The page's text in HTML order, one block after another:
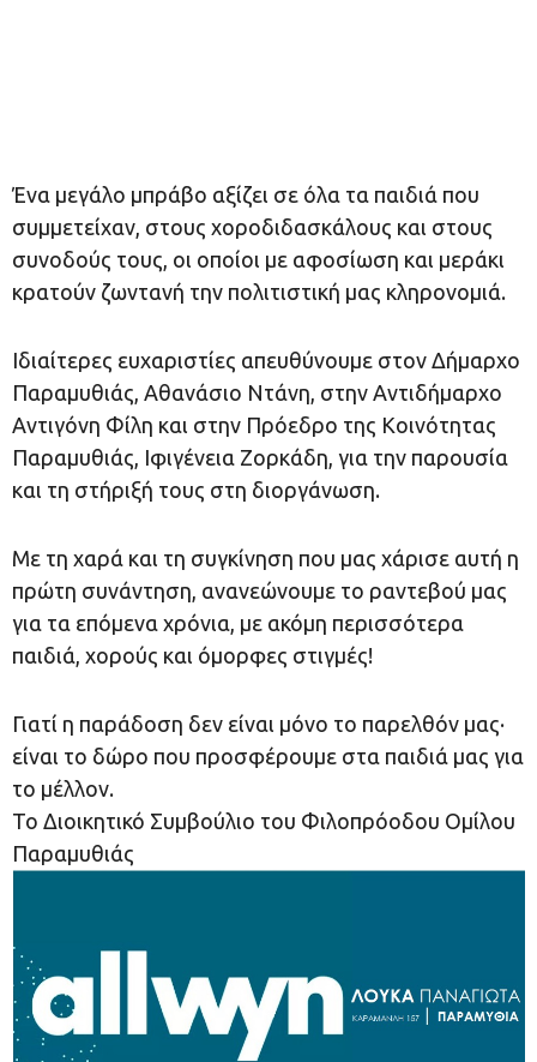
Ένα μεγάλο μπράβο αξίζει σε όλα τα παιδιά που
συμμετείχαν, στους χοροδιδασκάλους και στους
συνοδούς τους, οι οποίοι με αφοσίωση και μεράκι
κρατούν ζωντανή την πολιτιστική μας κληρονομιά.
Ιδιαίτερες ευχαριστίες απευθύνουμε στον Δήμαρχο
Παραμυθιάς, Αθανάσιο Ντάνη, στην Αντιδήμαρχο
Αντιγόνη Φίλη και στην Πρόεδρο της Κοινότητας
Παραμυθιάς, Ιφιγένεια Ζορκάδη, για την παρουσία
και τη στήριξή τους στη διοργάνωση.
Με τη χαρά και τη συγκίνηση που μας χάρισε αυτή η
πρώτη συνάντηση, ανανεώνουμε το ραντεβού μας
για τα επόμενα χρόνια, με ακόμη περισσότερα
παιδιά, χορούς και όμορφες στιγμές!
Γιατί η παράδοση δεν είναι μόνο το παρελθόν μας·
είναι το δώρο που προσφέρουμε στα παιδιά μας για
το μέλλον.
Το Διοικητικό Συμβούλιο του Φιλοπρόοδου Ομίλου
Παραμυθιάς